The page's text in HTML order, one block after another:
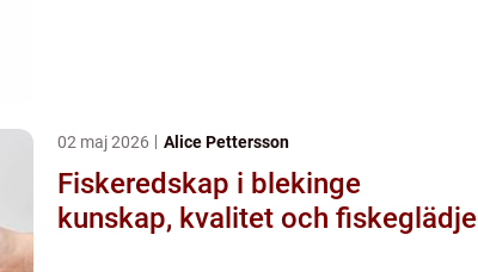
02 maj 2026 Alice Pettersson
Fiskeredskap i blekinge
kunskap, kvalitet och fiskeglädje